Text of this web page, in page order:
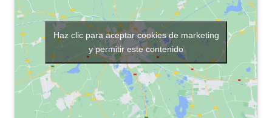
Haz clic para aceptar cookies de marketing
y permitir este contenido